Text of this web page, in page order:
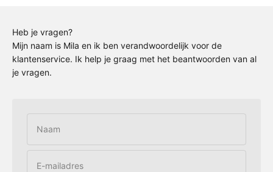
Heb je vragen?
Mijn naam is Mila en ik ben verandwoordelijk voor de
klantenservice. Ik help je graag met het beantwoorden van al
je vragen.
Naam
E-mailadres